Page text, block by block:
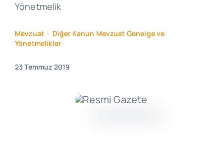
Yönetmelik
Mevzuat • Diğer Kanun Mevzuat Genelge ve
Yönetmelikler
23 Temmuz 2019